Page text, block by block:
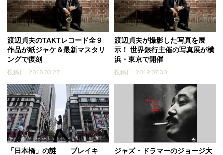
渡辺貞夫のTAKTレコード全９
作品が紙ジャケ＆最新マスタリ
ングで復刻
投稿日 : 2018.03.27
渡辺貞夫が撮影した写真を展
示！ 世界銀行主催の写真展が横
浜・東京で開催
投稿日 : 2019.07.30
「日本橋」の謎 ── ブレイキ
ジャズ・ドラマーのジョージ大